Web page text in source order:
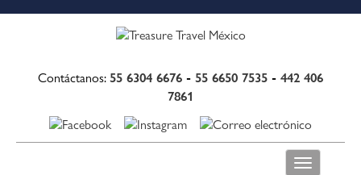
Contáctanos: 55 6304 6676 - 55 6650 7535 - 442 406
7861
Toggle